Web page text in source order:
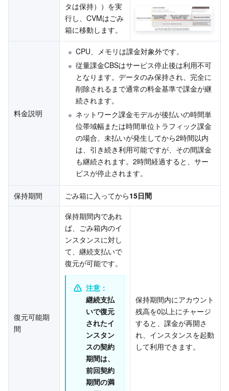
Tencent Cloud Organization
Identity Aware Platform
Tencent Smart Advisor-Chaotic Fault Generator
Region Management System
Quota Center
Cloud Resource Center
Cloud Automated Testing
TencentCloud Managed Service for Prometheus
Tencent Cloud Health Dashboard
Tencent Smart Advisor-Tencent RTC Copilot
Performance Testing Service
Tencent Cloud Command Line Interface
Tencent Cloud Enterprise
Tencent Cloud-native Suite
International Partners
Message Center
Compliance
Terms and Policies
Tencent Cloud Training and Certification
Partner Support Plan
Tencent Big Data Suite
TencentOS Server
タは保持））を実
行し、CVMはごみ
箱に移動します。
料金説明
CPU、メモリは課金対象外です。
従量課金CBSはサービス停止後は利用不可
となります。データのみ保持され、完全に
削除されるまで通常の料金基準で課金が継
続されます。
ネットワーク課金モデルが後払いの時間単
位帯域幅または時間単位トラフィック課金
の場合、未払いが発生してから2時間以内
は、引き続き利用可能ですが、その間課金
も継続されます。2時間経過すると、サー
ビスが停止されます。
保持期間 ごみ箱に入ってから15日間
復元可能期
間
保持期間内であれ
ば、ごみ箱内のイ
ンスタンスに対し
て、継続支払いで
復元が可能です。
注意：
継続支払
いで復元
されたイ
ンスタン
スの契約
期間は、
前回契約
期間の満
保持期間内にアカウント
残高を0以上にチャージ
すると、課金が再開さ
れ、インスタンスを起動
して利用できます。